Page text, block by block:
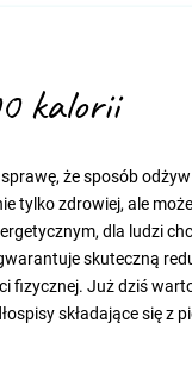
kalorii
że sposób
tylko zdrowiej, ale
dla ludzi
skuteczną
fizycznej. Już dziś
składające się z